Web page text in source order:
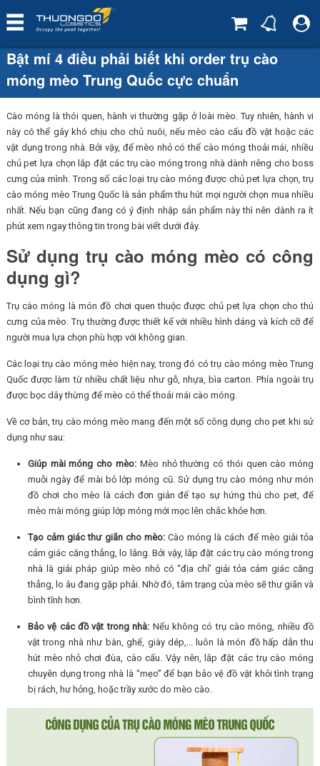
Bật mí 4 điều phải biết khi order trụ cào
móng mèo Trung Quốc cực chuẩn
Cào móng là thói quen, hành vi thường gặp ở loài mèo. Tuy nhiên, hành vi
này có thể gây khó chịu cho chủ nuôi, nếu mèo cào cấu đồ vật hoặc các
vật dụng trong nhà. Bởi vậy, để mèo nhỏ có thể cào móng thoải mái, nhiều
chủ pet lựa chọn lắp đặt các trụ cào móng trong nhà dành riêng cho boss
cưng của mình. Trong số các loại trụ cào móng được chủ pet lựa chọn, trụ
cào móng mèo Trung Quốc là sản phẩm thu hút mọi người chọn mua nhiều
nhất. Nếu bạn cũng đang có ý định nhập sản phẩm này thì nên dành ra ít
phút xem ngay thông tin trong bài viết dưới đây.
Sử dụng trụ cào móng mèo có công
dụng gì?
Trụ cào móng là món đồ chơi quen thuộc được chủ pet lựa chọn cho thú
cưng của mèo. Trụ thường được thiết kế với nhiều hình dáng và kích cỡ để
người mua lựa chọn phù hợp với không gian.
Các loại trụ cào móng mèo hiện nay, trong đó có trụ cào móng mèo Trung
Quốc được làm từ nhiều chất liệu như gỗ, nhựa, bìa carton. Phía ngoài trụ
được bọc dây thừng để mèo có thể thoải mái cào móng.
Về cơ bản, trụ cào móng mèo mang đến một số công dụng cho pet khi sử
dụng như sau:
Giúp mài móng cho mèo:Mèo nhỏ thường có thói quen cào móng
muỗi ngày để mài bỏ lớp móng cũ. Sử dụng trụ cào móng như món
đồ chơi cho mèo là cách đơn giản để tạo sự hứng thú cho pet, để
mèo mài móng giúp lớp móng mới mọc lên chắc khỏe hơn.
Tạo cảm giác thư giãn cho mèo:Cào móng là cách để mèo giải tỏa
cảm giác căng thẳng, lo lắng. Bởi vậy, lắp đặt các trụ cào móng trong
nhà là giải pháp giúp mèo nhỏ có “địa chỉ’ giải tỏa cảm giác căng
thẳng, lo âu đang gặp phải. Nhờ đó, tâm trạng của mèo sẽ thư giãn và
bình tĩnh hơn.
Bảo vệ các đồ vật trong nhà: Nếu không có trụ cào móng, nhiều đồ
vật trong nhà như bàn, ghế, giày dép,... luôn là món đồ hấp dẫn thu
hút mèo nhỏ chơi đùa, cào cấu. Vậy nên, lắp đặt các trụ cào móng
chuyên dụng trong nhà là “mẹo” để bạn bảo vệ đồ vật khỏi tình trạng
bị rách, hư hỏng, hoặc trầy xước do mèo cào.